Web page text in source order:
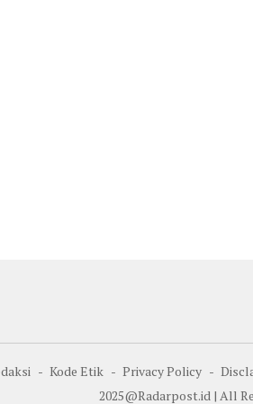
Kode Etik Privacy Policy
2025@Radarpost.id | All